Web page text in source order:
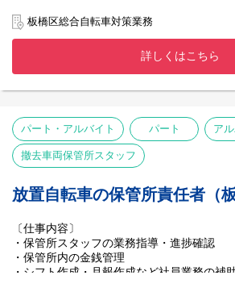
板橋区総合自転車対策業務
詳しくはこちら
パート・アルバイト パート ア
撤去車両保管所スタッフ
放置自転車の保管所責任者（板
〔仕事内容〕
・保管所スタッフの業務指導・進捗確認
・保管所内の金銭管理
・シフト作成・月報作成など社員業務の補